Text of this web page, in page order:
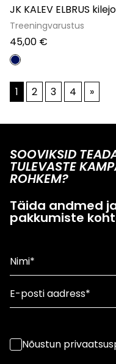
JK KALEV ELBRUS
Treeningvarustus
45,00 €
1 2 3 4 »
SOOVIKSID
TULEVASTE
ROHKEM?
Täida andmed
pakkumiste
Nõustun